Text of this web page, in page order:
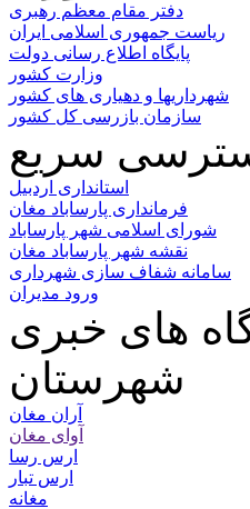
دفتر مقام معظم رهبری
ریاست جمهوری اسلامی ایران
پایگاه اطلاع رسانی دولت
وزارت کشور
شهرداریها و دهیاری های کشور
سازمان بازرسی کل کشور
سریع
استانداری اردبیل
فرمانداری پارساباد مغان
شورای اسلامی شهر پارساباد
نقشه شهر پارساباد مغان
سامانه شفاف سازی شهرداری
ورود مدیران
های خبری
شهرستان
آران مغان
آوای مغان
ارس رسا
ارس تبار
مغانه